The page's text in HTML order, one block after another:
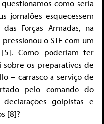
como seria
jornalões esquecessem
Forças Armadas, na
o STF com um
Como poderiam ter
os preparativos de
– carrasco a serviço de
pelo comando do
golpistas e
[8]?